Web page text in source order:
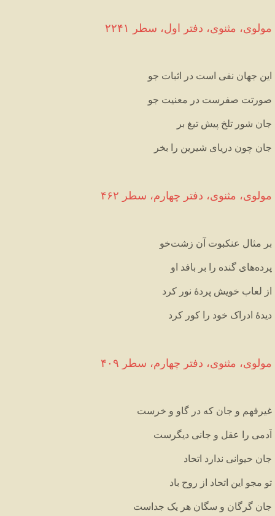
مولوی، مثنوی، دفتر اول، سطر ۲۲۴۱
این جهان نفی است در اثبات جو
صورتت صفرست در معنیت جو
جان شور تلخ پیش تیغ بر
جان چون دریای شیرین را بخر
مولوی، مثنوی، دفتر چهارم، سطر ۴۶۲
بر مثال عنکبوت آن زشتخو
پردههای گنده را بر بافد او
از لعاب خویش پردهٔ نور کرد
دیدهٔ ادراک خود را کور کرد
مولوی، مثنوی، دفتر چهارم، سطر ۴۰۹
غیرفهم و جان که در گاو و خرست
آدمی را عقل و جانی دیگرست
جان حیوانی ندارد اتحاد
تو مجو این اتحاد از روح باد
جان گرگان و سگان هر یک جداست